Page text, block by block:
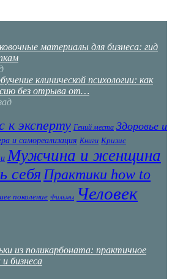
материалы для бизнеса: гид
клинической психологии: как
без отрыва от…
к эксперту Гений места Здоровье и
и самореализация Книги Кризис
Мужчина и женщина
себя Практики how to
поколение Фильмы
Человек
из поликарбоната: практичное
бизнеса